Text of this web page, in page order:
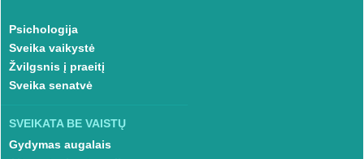
Psichologija
Sveika vaikystė
Žvilgsnis į praeitį
Sveika senatvė
SVEIKATA BE VAISTŲ
Gydymas augalais